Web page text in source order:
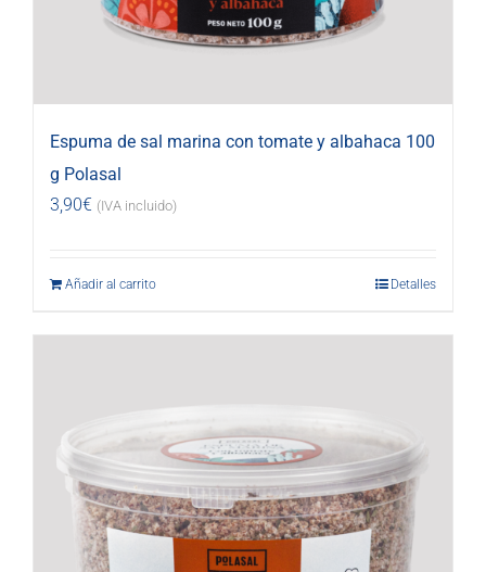
Espuma de sal marina con tomate y albahaca 100
g Polasal
3,90€ (IVA incluido)
Añadir al carrito Detalles